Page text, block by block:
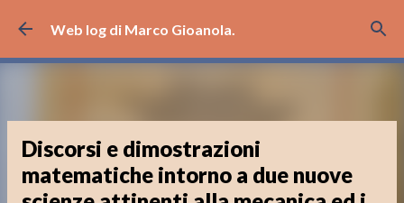
Passa ai contenuti principali
Web log di Marco Gioanola.
Discorsi e dimostrazioni
matematiche intorno a due nuove